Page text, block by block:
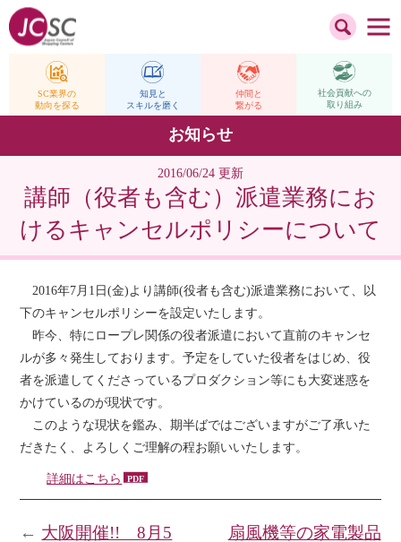
SC業界の
動向を探る
知見と
スキルを磨く
仲間と
繋がる
社会貢献への
取り組み
お知らせ
2016/06/24 更新
講師（役者も含む）派遣業務にお
けるキャンセルポリシーについて
2016年7月1日(金)より講師(役者も含む)派遣業務において、以
下のキャンセルポリシーを設定いたします。
昨今、特にロープレ関係の役者派遣において直前のキャンセ
ルが多々発生しております。予定をしていた役者をはじめ、役
者を派遣してくださっているプロダクション等にも大変迷惑を
かけているのが現状です。
このような現状を鑑み、期半ばではございますがご了承いた
だきたく、よろしくご理解の程お願いいたします。
詳細はこちら
扇風機等の家電製品
← 大阪開催!! 8月5